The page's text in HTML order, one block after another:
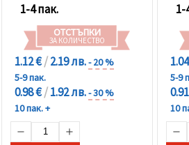
1-4 пак.
ОТСТЪПКИ
ЗА КОЛИЧЕСТВО
1.12 €/2.19 лв.- 20 %
5-9 пак.
0.98 €/1.92 лв.- 30 %
10 пак. +
1-
5-9
10